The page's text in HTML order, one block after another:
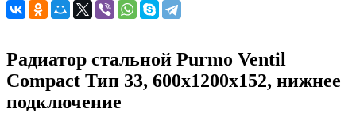
Радиатор стальной Purmo Ventil
Compact Тип 33, 600x1200x152, нижнее
подключение